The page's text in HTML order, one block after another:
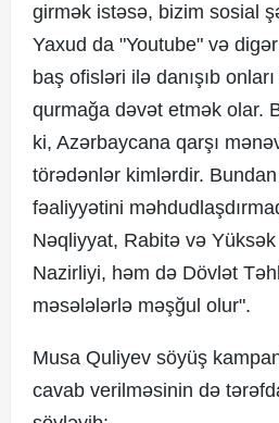
girmək istəsə, bizim sosial
Yaxud da "Youtube" və
baş ofisləri ilə danışıb
qurmağa dəvət etmək olar.
ki, Azərbaycana qarşı
törədənlər kimlərdir.
fəaliyyətini
Nəqliyyat, Rabitə və
Nazirliyi, həm də Dövlət
məsələlərlə məşğul olur".
Musa Quliyev söyüş
cavab verilməsinin də